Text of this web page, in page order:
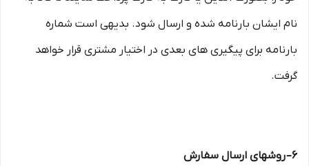
نام ایشان بارنامه شده و ارسال شود. بدیهی است شماره
بارنامه برای پیگیری های بعدی در اختیار مشتری قرار خواهد
گرفت.
۶– روشهای ارسال سفارش